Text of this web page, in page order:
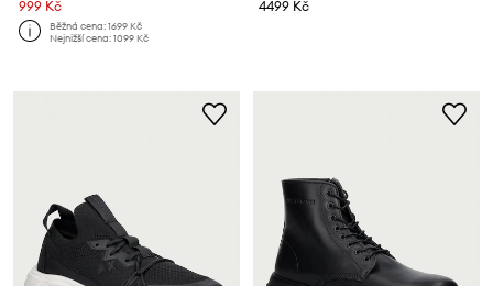
999 Kč
Běžná cena:1699 Kč
Nejnižší cena:1099 Kč
4499 Kč